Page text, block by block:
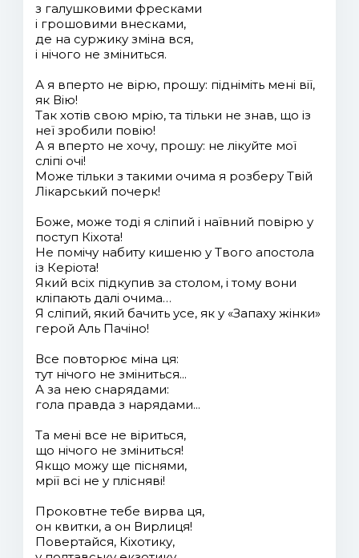
з галушковими фресками
і грошовими внесками,
де на суржику зміна вся,
і нічого не зміниться.
А я вперто не вірю, прошу: підніміть мені вії,
як Вію!
Так хотів свою мрію, та тільки не знав, що із
неї зробили повію!
А я вперто не хочу, прошу: не лікуйте мої
сліпі очі!
Може тільки з такими очима я розберу Твій
Лікарський почерк!
Боже, може тоді я сліпий і наївний повірю у
поступ Кіхота!
Не помічу набиту кишеню у Твого апостола
із Керіота!
Який всіх підкупив за столом, і тому вони
кліпають далі очима…
Я сліпий, який бачить усе, як у «Запаху жінки»
герой Аль Пачіно!
Все повторює міна ця:
тут нічого не зміниться...
А за нею снарядами:
гола правда з нарядами...
Та мені все не віриться,
що нічого не зміниться!
Якщо можу ще піснями,
мрії всі не у плісняві!
Проковтне тебе вирва ця,
он квитки, а он Вирлиця!
Повертайся, Кіхотику,